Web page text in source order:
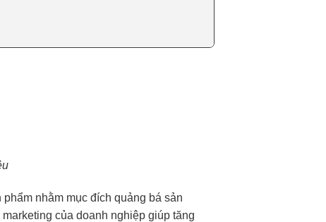
nhằm mục đích quảng bá sản
của doanh nghiệp giúp tăng